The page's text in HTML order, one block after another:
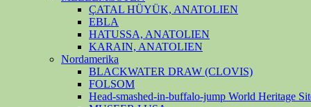
ÇATAL HÜYÜK, ANATOLIEN
EBLA
HATUSSA, ANATOLIEN
KARAIN, ANATOLIEN
Nordamerika
BLACKWATER DRAW (CLOVIS)
FOLSOM
Head-smashed-in-buffalo-jump World Heritage